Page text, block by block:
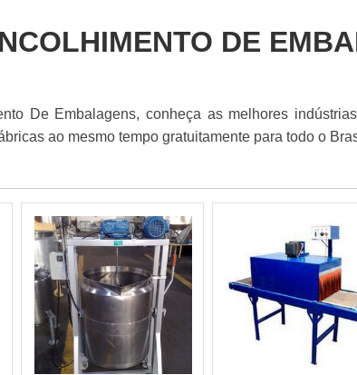
DE
De Embalagens, conheça as melhores
ao mesmo tempo gratuitamente para todo o